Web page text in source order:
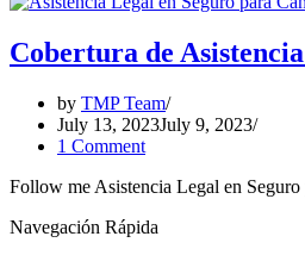
Cobertura de
by TMP Team
July 13, 2023July 9, 2023
1 Comment
Follow me Asistencia Legal en
Navegación Rápida